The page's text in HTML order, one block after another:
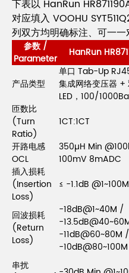
下表以 HanRun
对应填入 VOOHU
列双方均明确标注、可一一
参数 /
Parameter
HanRun
产品类型
单口 Tab-Up
集成网络变压器 +
LED，100/
匝数比
(Turn
Ratio)
1CT:1CT
开路电感
OCL
350µH Min
100mV 8mADC
插入损耗
(Insertion
Loss)
≤ -1.1dB
回波损耗
(Return
Loss)
-18dB@1~40M /
-
-11dB@60~80M /
-10dB@80~100M
串扰